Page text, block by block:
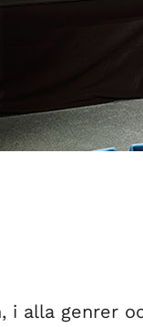
i alla genrer